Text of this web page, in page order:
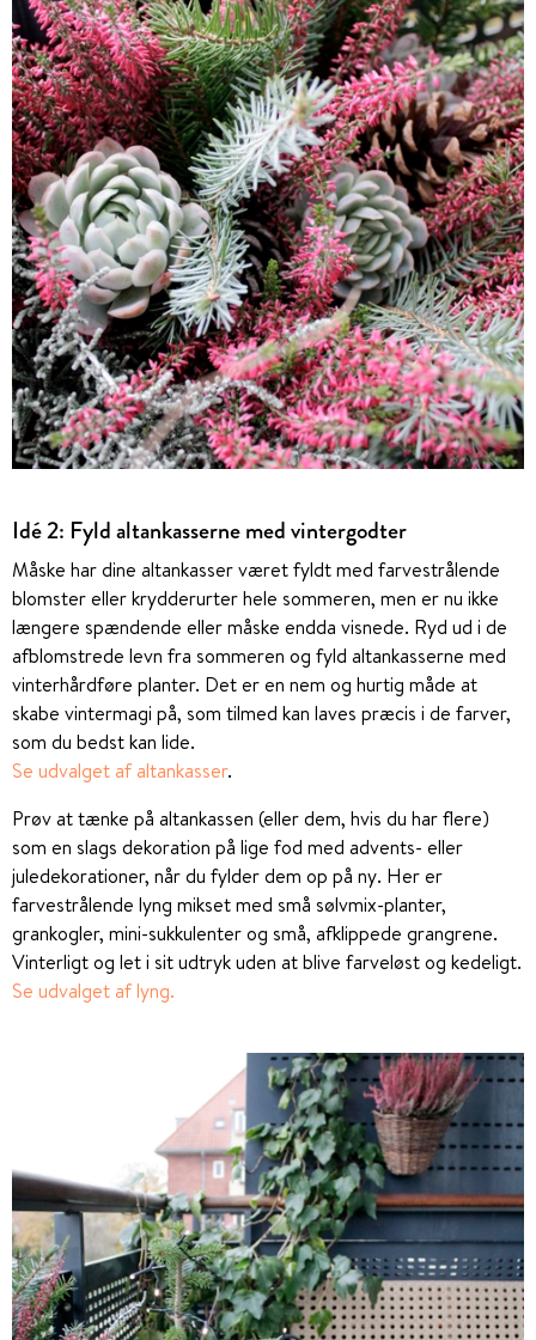
Idé 2: Fyld altankasserne med vintergodter
Måske har dine altankasser været fyldt med farvestrålende
blomster eller krydderurter hele sommeren, men er nu ikke
længere spændende eller måske endda visnede. Ryd ud i de
afblomstrede levn fra sommeren og fyld altankasserne med
vinterhårdføre planter. Det er en nem og hurtig måde at
skabe vintermagi på, som tilmed kan laves præcis i de farver,
som du bedst kan lide.
Se udvalget af altankasser.
Prøv at tænke på altankassen (eller dem, hvis du har flere)
som en slags dekoration på lige fod med advents- eller
juledekorationer, når du fylder dem op på ny. Her er
farvestrålende lyng mikset med små sølvmix-planter,
grankogler, mini-sukkulenter og små, afklippede grangrene.
Vinterligt og let i sit udtryk uden at blive farveløst og kedeligt.
Se udvalget af lyng.